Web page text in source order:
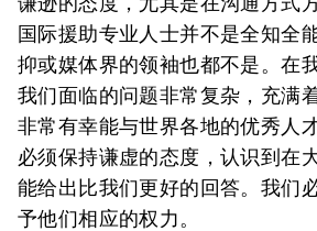
国际援助专业人士并不是全知全
抑或媒体界的领袖也都不是。在
我们面临的问题非常复杂，充满
非常有幸能与世界各地的优秀人
必须保持谦虚的态度，认识到在
能给出比我们更好的回答。我们
予他们相应的权力。